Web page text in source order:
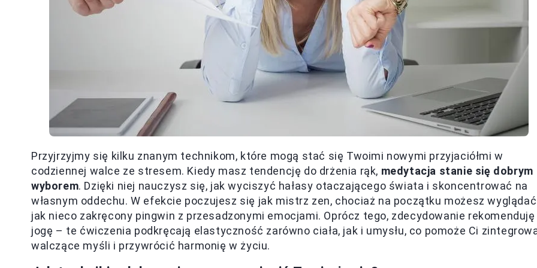
Przyjrzyjmy się kilku znanym technikom, które mogą stać się Twoimi nowymi przyjaciółmi w
codziennej walce ze stresem. Kiedy masz tendencję do drżenia rąk, medytacja stanie się dobrym
wyborem. Dzięki niej nauczysz się, jak wyciszyć hałasy otaczającego świata i skoncentrować na
własnym oddechu. W efekcie poczujesz się jak mistrz zen, chociaż na początku możesz wyglądać
jak nieco zakręcony pingwin z przesadzonymi emocjami. Oprócz tego, zdecydowanie rekomenduję
jogę – te ćwiczenia podkręcają elastyczność zarówno ciała, jak i umysłu, co pomoże Ci
walczące myśli i przywrócić harmonię w życiu.